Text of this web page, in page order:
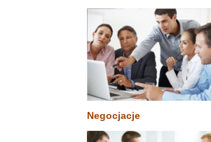
Negocjacje